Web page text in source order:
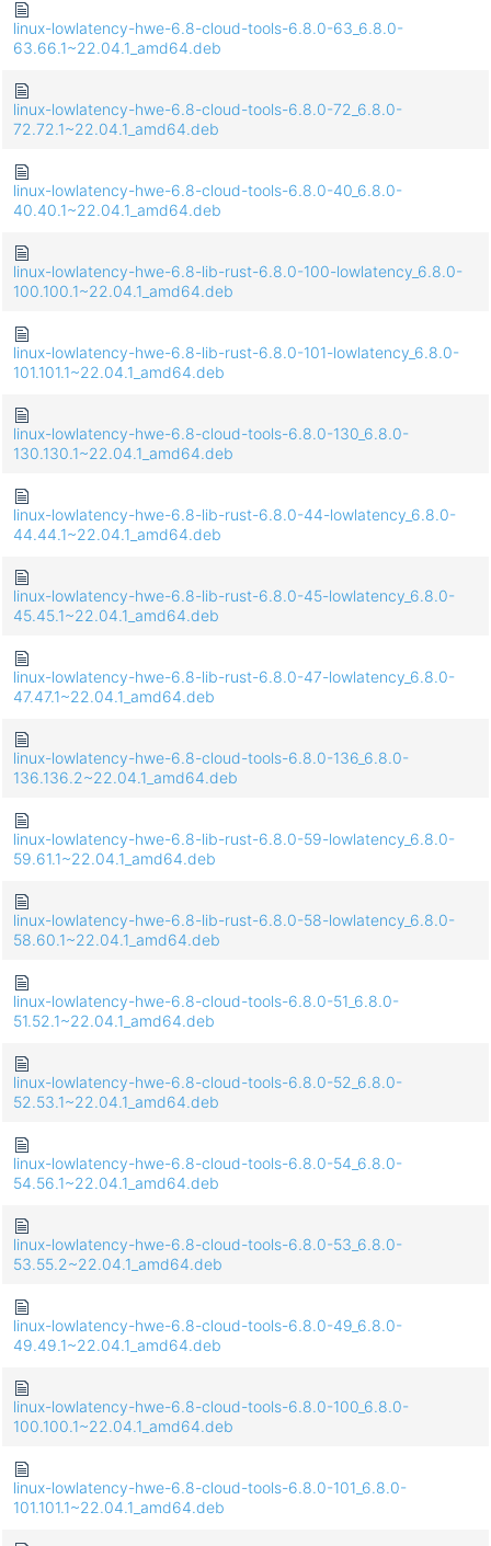
linux-lowlatency-hwe-6.8-cloud-tools-6.8.0-63_6.8.0-
63.66.1~22.04.1_amd64.deb
linux-lowlatency-hwe-6.8-cloud-tools-6.8.0-72_6.8.0-
72.72.1~22.04.1_amd64.deb
linux-lowlatency-hwe-6.8-cloud-tools-6.8.0-40_6.8.0-
40.40.1~22.04.1_amd64.deb
linux-lowlatency-hwe-6.8-lib-rust-6.8.0-100-lowlatency_6.8.0-
100.100.1~22.04.1_amd64.deb
linux-lowlatency-hwe-6.8-lib-rust-6.8.0-101-lowlatency_6.8.0-
101.101.1~22.04.1_amd64.deb
linux-lowlatency-hwe-6.8-cloud-tools-6.8.0-130_6.8.0-
130.130.1~22.04.1_amd64.deb
linux-lowlatency-hwe-6.8-lib-rust-6.8.0-44-lowlatency_6.8.0-
44.44.1~22.04.1_amd64.deb
linux-lowlatency-hwe-6.8-lib-rust-6.8.0-45-lowlatency_6.8.0-
45.45.1~22.04.1_amd64.deb
linux-lowlatency-hwe-6.8-lib-rust-6.8.0-47-lowlatency_6.8.0-
47.47.1~22.04.1_amd64.deb
linux-lowlatency-hwe-6.8-cloud-tools-6.8.0-136_6.8.0-
136.136.2~22.04.1_amd64.deb
linux-lowlatency-hwe-6.8-lib-rust-6.8.0-59-lowlatency_6.8.0-
59.61.1~22.04.1_amd64.deb
linux-lowlatency-hwe-6.8-lib-rust-6.8.0-58-lowlatency_6.8.0-
58.60.1~22.04.1_amd64.deb
linux-lowlatency-hwe-6.8-cloud-tools-6.8.0-51_6.8.0-
51.52.1~22.04.1_amd64.deb
linux-lowlatency-hwe-6.8-cloud-tools-6.8.0-52_6.8.0-
52.53.1~22.04.1_amd64.deb
linux-lowlatency-hwe-6.8-cloud-tools-6.8.0-54_6.8.0-
54.56.1~22.04.1_amd64.deb
linux-lowlatency-hwe-6.8-cloud-tools-6.8.0-53_6.8.0-
53.55.2~22.04.1_amd64.deb
linux-lowlatency-hwe-6.8-cloud-tools-6.8.0-49_6.8.0-
49.49.1~22.04.1_amd64.deb
linux-lowlatency-hwe-6.8-cloud-tools-6.8.0-100_6.8.0-
100.100.1~22.04.1_amd64.deb
linux-lowlatency-hwe-6.8-cloud-tools-6.8.0-101_6.8.0-
101.101.1~22.04.1_amd64.deb